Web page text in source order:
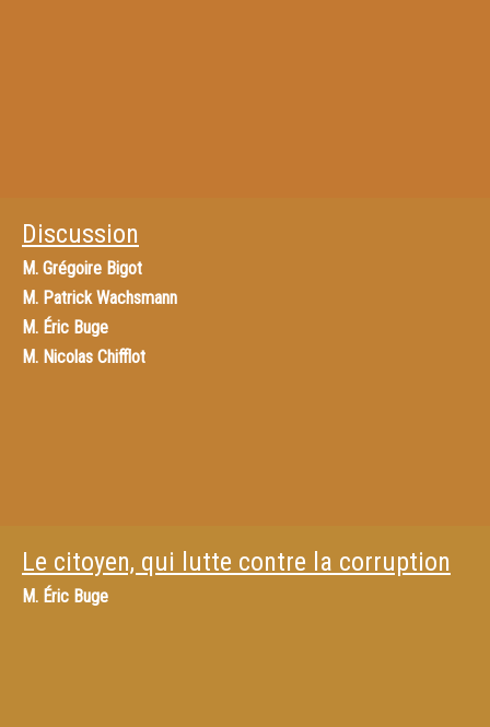
Discussion
M. Grégoire Bigot
M. Patrick Wachsmann
M. Éric Buge
M. Nicolas Chifflot
Le citoyen, qui lutte contre la corruption
M. Éric Buge